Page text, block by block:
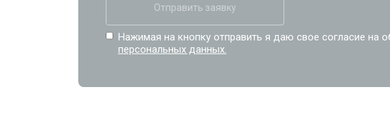
Отправить заявку
Нажимая на кнопку отправить я даю свое согласие на
персональных данных.